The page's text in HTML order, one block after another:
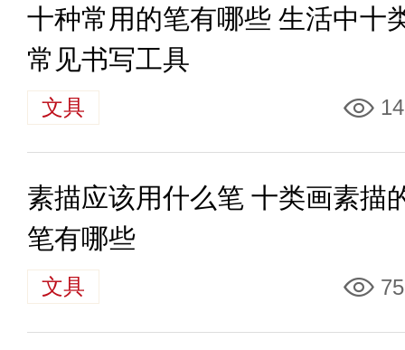
十种常用的笔有哪些 生活中十
常见书写工具
文具
素描应该用什么笔 十类画素描
笔有哪些
文具